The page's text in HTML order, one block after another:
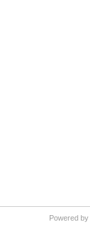
Powered by